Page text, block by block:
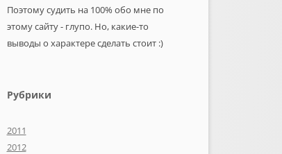
Поэтому судить на 100% обо мне по
этому сайту - глупо. Но, какие-то
выводы о характере сделать стоит :)
Рубрики
2011
2012